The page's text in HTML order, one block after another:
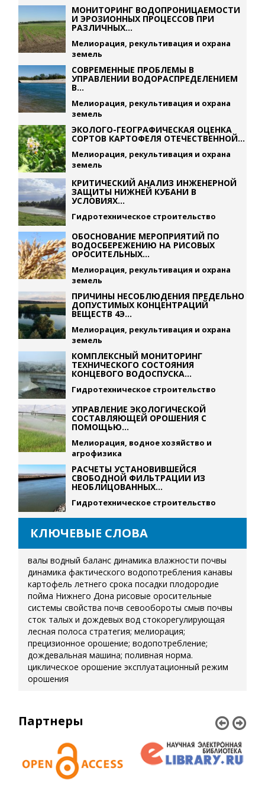
МОНИТОРИНГ ВОДОПРОНИЦАЕМОСТИ
И ЭРОЗИОННЫХ ПРОЦЕССОВ ПРИ
РАЗЛИЧНЫХ...
Мелиорация, рекультивация и охрана
земель
СОВРЕМЕННЫЕ ПРОБЛЕМЫ В
УПРАВЛЕНИИ ВОДОРАСПРЕДЕЛЕНИЕМ
В...
Мелиорация, рекультивация и охрана
земель
ЭКОЛОГО-ГЕОГРАФИЧЕСКАЯ ОЦЕНКА
СОРТОВ КАРТОФЕЛЯ ОТЕЧЕСТВЕННОЙ...
Мелиорация, рекультивация и охрана
земель
КРИТИЧЕСКИЙ АНАЛИЗ ИНЖЕНЕРНОЙ
ЗАЩИТЫ НИЖНЕЙ КУБАНИ В
УСЛОВИЯХ...
Гидротехническое строительство
ОБОСНОВАНИЕ МЕРОПРИЯТИЙ ПО
ВОДОСБЕРЕЖЕНИЮ НА РИСОВЫХ
ОРОСИТЕЛЬНЫХ...
Мелиорация, рекультивация и охрана
земель
ПРИЧИНЫ НЕСОБЛЮДЕНИЯ ПРЕДЕЛЬНО
ДОПУСТИМЫХ КОНЦЕНТРАЦИЙ
ВЕЩЕСТВ 4Э...
Мелиорация, рекультивация и охрана
земель
КОМПЛЕКСНЫЙ МОНИТОРИНГ
ТЕХНИЧЕСКОГО СОСТОЯНИЯ
КОНЦЕВОГО ВОДОСПУСКА...
Гидротехническое строительство
УПРАВЛЕНИЕ ЭКОЛОГИЧЕСКОЙ
СОСТАВЛЯЮЩЕЙ ОРОШЕНИЯ С
ПОМОЩЬЮ...
Мелиорация, водное хозяйство и
агрофизика
РАСЧЕТЫ УСТАНОВИВШЕЙСЯ
СВОБОДНОЙ ФИЛЬТРАЦИИ ИЗ
НЕОБЛИЦОВАННЫХ...
Гидротехническое строительство
КЛЮЧЕВЫЕ СЛОВА
валы водный баланс динамика влажности почвы
динамика фактического водопотребления канавы
картофель летнего срока посадки плодородие
пойма Нижнего Дона рисовые оросительные
системы свойства почв севообороты смыв почвы
сток талых и дождевых вод стокорегулирующая
лесная полоса стратегия; мелиорация;
прецизионное орошение; водопотребление;
дождевальная машина; поливная норма.
циклическое орошение эксплуатационный режим
орошения
Партнеры